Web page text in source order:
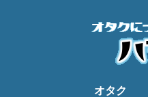
オタク